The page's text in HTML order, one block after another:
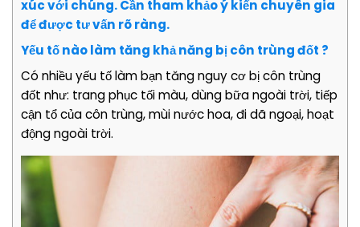
xúc với chúng. Cần tham khảo ý kiến chuyên gia
để được tư vấn rõ ràng.
Yếu tố nào làm tăng khả năng bị côn trùng đốt ?
Có nhiều yếu tố làm bạn tăng nguy cơ bị côn trùng
đốt như: trang phục tối màu, dùng bữa ngoài trời, tiếp
cận tổ của côn trùng, mùi nước hoa, đi dã ngoại, hoạt
động ngoài trời.